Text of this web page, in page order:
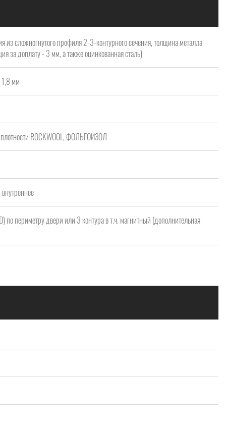
из сложногнутого профиля 2-3-контурного сечения, толщина металла
за доплату - 3 мм, а также оцинкованная сталь)
1,8 мм
ROCKWOOL, ФОЛЬГОИЗОЛ
по периметру двери или 3 контура в т.ч. магнитный (дополнительная